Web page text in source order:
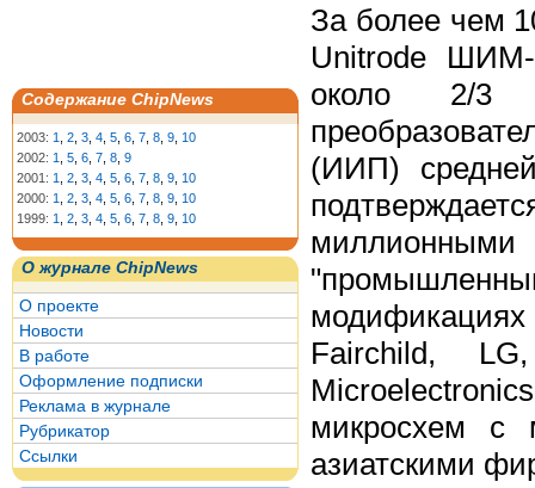
Содержание ChipNews
2003: 1 2 3 4 5 6 7 8 9 10
2002: 1 5 6 7 8 9
2001: 1 2 3 4 5 6 7 8 9 10
2000: 1 2 3 4 5 6 7 8 9 10
1999: 1 2 3 4 5 6 7 8 9 10
О журнале ChipNews
О проекте
Новости
В работе
Оформление подписки
Реклама в журнале
Рубрикатор
Ссылки
За более чем
Unitrode ШИМ-
около 2/3
(ИИП)
миллионными
модификациях
Fairchild,
микросхем с
азиатскими